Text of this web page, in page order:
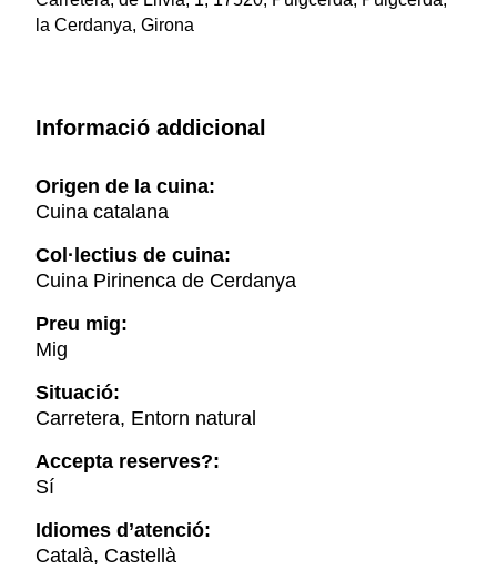
la Cerdanya, Girona
Informació addicional
Origen de la cuina:
Cuina catalana
Col·lectius de cuina:
Cuina Pirinenca de Cerdanya
Preu mig:
Mig
Situació:
Carretera, Entorn natural
Accepta reserves?:
Sí
Idiomes d’atenció:
Català, Castellà